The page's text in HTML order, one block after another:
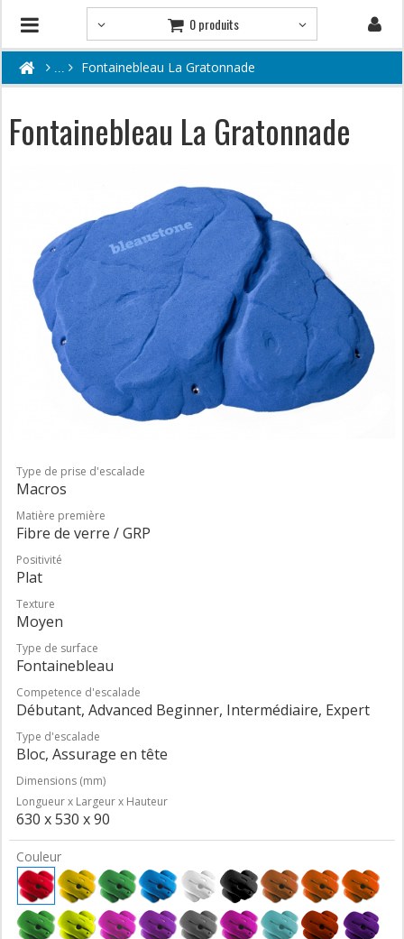
0 produits
Fontainebleau La Gratonnade
Fontainebleau La Gratonnade
Type de prise d'escalade
Macros
Matière première
Fibre de verre / GRP
Positivité
Plat
Texture
Moyen
Type de surface
Fontainebleau
Competence d'escalade
Débutant, Advanced Beginner, Intermédiaire, Expert
Type d'escalade
Bloc, Assurage en tête
Dimensions (mm)
Longueur x Largeur x Hauteur
630 x 530 x 90
Couleur